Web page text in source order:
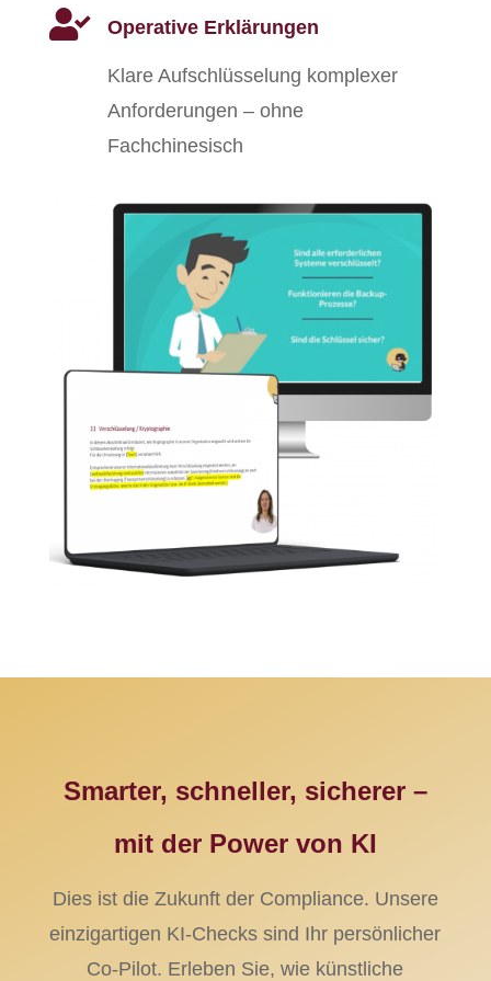
 Operative Erklärungen
Klare Aufschlüsselung komplexer
Anforderungen – ohne
Fachchinesisch
Smarter, schneller, sicherer –
mit der Power von KI
Dies ist die Zukunft der Compliance. Unsere
einzigartigen KI-Checks sind Ihr persönlicher
Co-Pilot. Erleben Sie, wie künstliche